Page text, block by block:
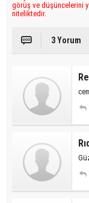
görüş ve düşüncelerini
niteliktedir.
3 Yorum